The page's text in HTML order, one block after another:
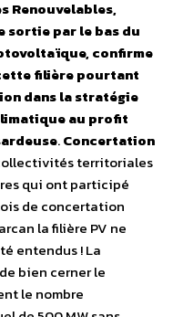
Renouvelables,
sortie par le bas du
confirme
filière pourtant
dans la stratégie
au profit
.Concertation
territoriales
qui ont participé
de concertation
la filière PV ne
entendus ! La
bien cerner le
le nombre